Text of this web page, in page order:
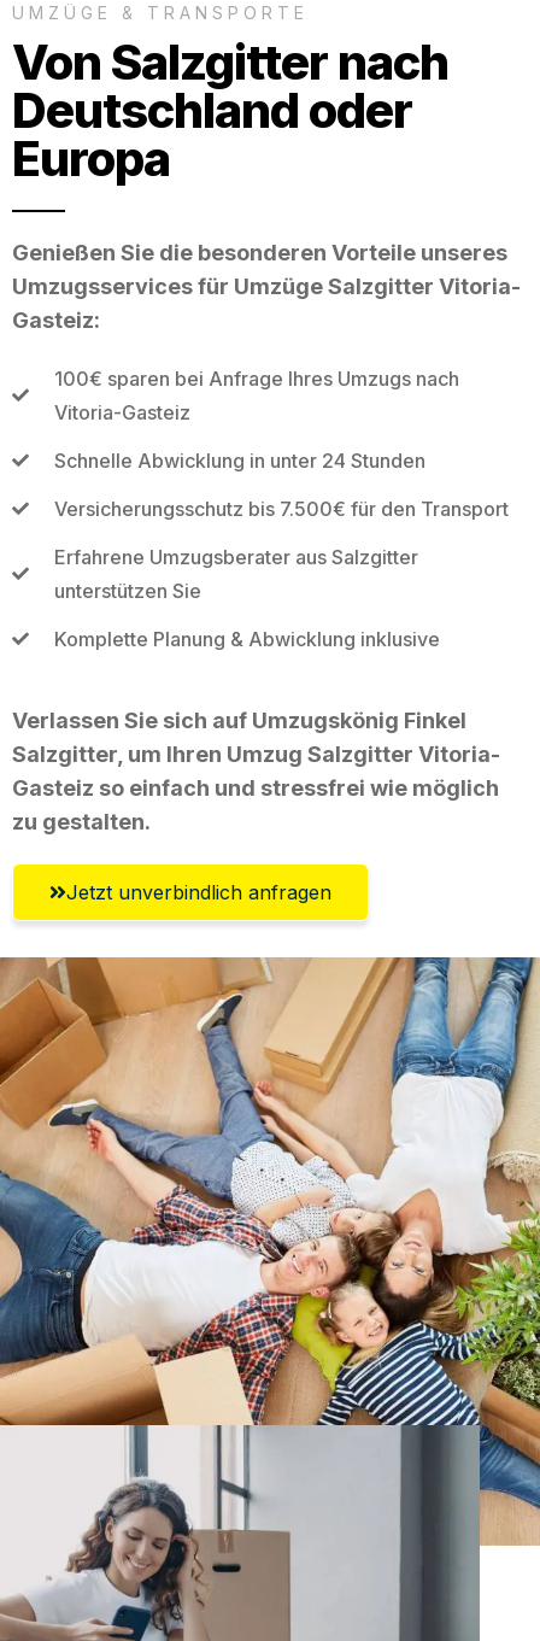
UMZÜGE & TRANSPORTE
Von Salzgitter nach
Deutschland oder
Europa
Genießen Sie die besonderen Vorteile unseres
Umzugsservices für Umzüge Salzgitter Vitoria-
Gasteiz:
100€ sparen bei Anfrage Ihres Umzugs nach
Vitoria-Gasteiz
Schnelle Abwicklung in unter 24 Stunden
Versicherungsschutz bis 7.500€ für den Transport
Erfahrene Umzugsberater aus Salzgitter
unterstützen Sie
Komplette Planung & Abwicklung inklusive
Verlassen Sie sich auf Umzugskönig Finkel
Salzgitter, um Ihren Umzug Salzgitter Vitoria-
Gasteiz so einfach und stressfrei wie möglich
zu gestalten.
Jetzt unverbindlich anfragen